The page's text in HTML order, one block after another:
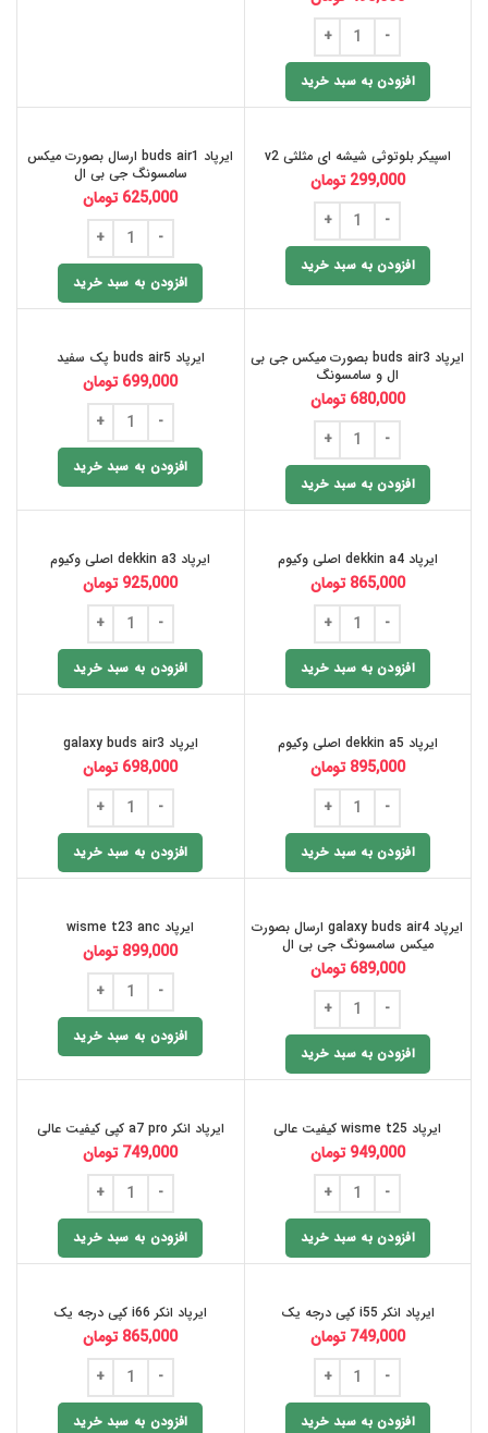
افزودن به سبد خرید
اسپیکر بلوتوثی شیشه ای مثلثی v2
299,000 تومان
افزودن به سبد خرید
ایرپاد buds air1 ارسال بصورت میکس
سامسونگ جی بی ال
625,000 تومان
افزودن به سبد خرید
ایرپاد buds air3 بصورت میکس جی بی
ال و سامسونگ
680,000 تومان
افزودن به سبد خرید
ایرپاد buds air5 پک سفید
699,000 تومان
افزودن به سبد خرید
ایرپاد dekkin a4 اصلی وکیوم
865,000 تومان
افزودن به سبد خرید
ایرپاد dekkin a3 اصلی وکیوم
925,000 تومان
افزودن به سبد خرید
ایرپاد dekkin a5 اصلی وکیوم
895,000 تومان
افزودن به سبد خرید
ایرپاد galaxy buds air3
698,000 تومان
افزودن به سبد خرید
ایرپاد galaxy buds air4 ارسال بصورت
میکس سامسونگ جی بی ال
689,000 تومان
افزودن به سبد خرید
ایرپاد wisme t23 anc
899,000 تومان
افزودن به سبد خرید
ایرپاد wisme t25 کیفیت عالی
949,000 تومان
افزودن به سبد خرید
ایرپاد انکر a7 pro کپی کیفیت عالی
749,000 تومان
افزودن به سبد خرید
ایرپاد انکر i55 کپی درجه یک
749,000 تومان
افزودن به سبد خرید
ایرپاد انکر i66 کپی درجه یک
865,000 تومان
افزودن به سبد خرید